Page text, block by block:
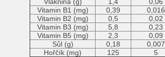
Vitamin B1 (mg)
0,39
0,016
Vitamin B2 (mg)
0,5
0,02
Vitamin B3 (mg)
5,8
0,23
Vitamin B5 (mg)
2,3
0,09
Sůl (g)
0,18
0,007
Hořčík (mg)
125 5